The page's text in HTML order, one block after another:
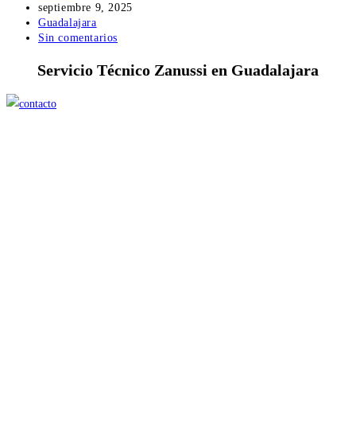
de
la
entrada:
Publicación
de
la
septiembre 9, 2025
Categoría
de
entrada:
Guadalajara
Comentarios
la
Sin comentarios
Servicio Técnico Zanussi en Guadalajara